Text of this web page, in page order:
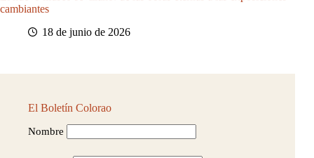
cambiantes
18 de junio de 2026
El Boletín Colorao
Nombre